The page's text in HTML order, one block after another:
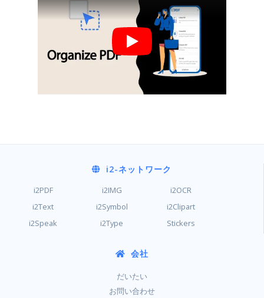
i2-ネットワーク
i2PDF i2IMG
i2OCR
i2Text
i2Symbol
i2Clipart
i2Speak
i2Type Stickers
会社
だいたい
お問い合わせ